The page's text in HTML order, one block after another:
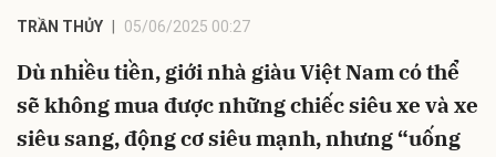
TRẦN THỦY 05/06/2025 00:27
Dù nhiều tiền, giới nhà giàu Việt Nam có thể
sẽ không mua được những chiếc siêu xe và xe
siêu sang, động cơ siêu mạnh, nhưng “uống
Hủy